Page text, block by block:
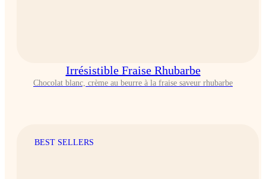
Irrésistible Fraise Rhubarbe
Chocolat blanc, crème au beurre à la fraise saveur rhubarbe
BEST SELLERS